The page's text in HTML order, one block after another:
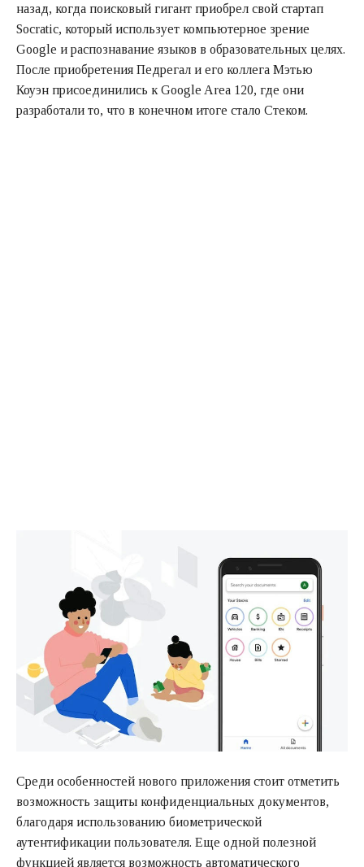
назад, когда поисковый гигант приобрел свой стартап
Socratic, который использует компьютерное зрение
Google и распознавание языков в образовательных целях.
После приобретения Педрегал и его коллега Мэтью
Коуэн присоединились к Google Area 120, где они
разработали то, что в конечном итоге стало Стеком.
Среди особенностей нового приложения стоит отметить
возможность защиты конфиденциальных документов,
благодаря использованию биометрической
аутентификации пользователя. Еще одной полезной
функцией является возможность автоматического